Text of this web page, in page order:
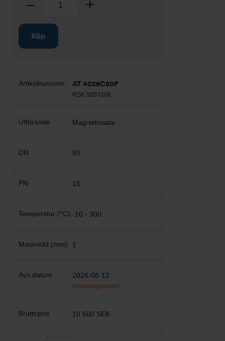
Ta bort
Köp
AT 4028C50P
RSK 5037206
Magnetinsats
50
16
-10 - 300
1
2026-08-12
Monteringsartikel
10 600 SEK